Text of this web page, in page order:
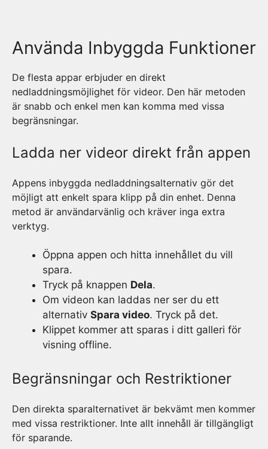
Använda Inbyggda Funktioner
De flesta appar erbjuder en direkt
nedladdningsmöjlighet för videor. Den här metoden
är snabb och enkel men kan komma med vissa
begränsningar.
Ladda ner videor direkt från appen
Appens inbyggda nedladdningsalternativ gör det
möjligt att enkelt spara klipp på din enhet. Denna
metod är användarvänlig och kräver inga extra
verktyg.
Öppna appen och hitta innehållet du vill
spara.
Tryck på knappen Dela.
Om videon kan laddas ner ser du ett
alternativ Spara video. Tryck på det.
Klippet kommer att sparas i ditt galleri för
visning offline.
Begränsningar och Restriktioner
Den direkta sparalternativet är bekvämt men kommer
med vissa restriktioner. Inte allt innehåll är tillgängligt
för sparande.